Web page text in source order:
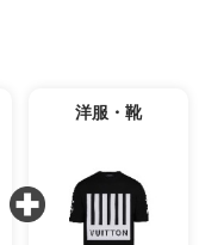
洋服・靴